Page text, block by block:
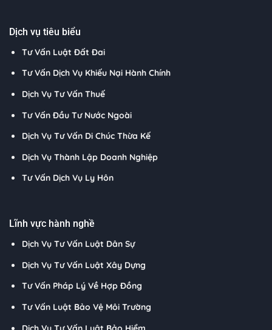
Dịch vụ tiêu biểu
Tư Vấn Luật Đất Đai
Tư Vấn Dịch Vụ Khiếu Nại Hành Chính
Dịch Vụ Tư Vấn Thuế
Tư Vấn Đầu Tư Nước Ngoài
Dịch Vụ Tư Vấn Di Chúc Thừa Kế
Dịch Vụ Thành Lập Doanh Nghiệp
Tư Vấn Dịch Vụ Ly Hôn
Lĩnh vực hành nghề
Dịch Vụ Tư Vấn Luật Dân Sự
Dịch Vụ Tư Vấn Luật Xây Dựng
Tư Vấn Pháp Lý Về Hợp Đồng
Tư Vấn Luật Bảo Vệ Môi Trường